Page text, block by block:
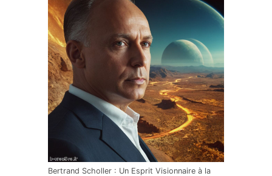
Bertrand Scholler : Un Esprit Visionnaire à la